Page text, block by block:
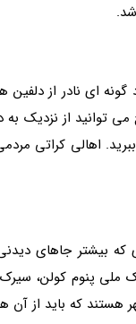
ای نادر از دلفین
توانید از نزدیک
اهالی کراتی
بیشتر جاهای
ملی پنوم کولن،
که باید از آن